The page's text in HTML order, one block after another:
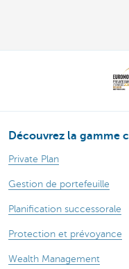
Découvrez la gamme
Private Plan
Gestion de portefeuille
Planification successorale
Protection et prévoyance
Wealth Management